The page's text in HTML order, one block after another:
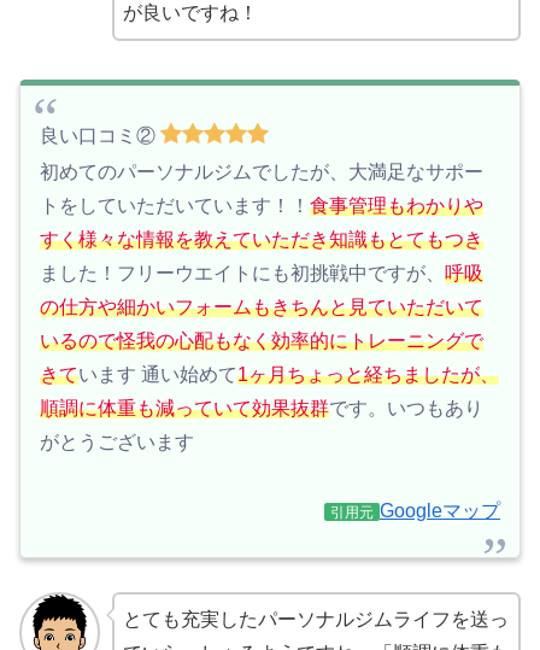
が良いですね！
良い口コミ②
初めてのパーソナルジムでしたが、大満足なサポー
トをしていただいています！！ 食事管理もわかりや
すく様々な情報を教えていただき知識もとてもつき
ました！フリーウエイトにも初挑戦中ですが、 呼吸
の仕方や細かいフォームもきちんと見ていただいて
いるので怪我の心配もなく効率的にトレーニングで
きています 通い始めて1ヶ月ちょっと経ちましたが、
順調に体重も減っていて効果抜群です。いつもあり
がとうございます
引用元 Googleマップ
とても充実したパーソナルジムライフを送っ